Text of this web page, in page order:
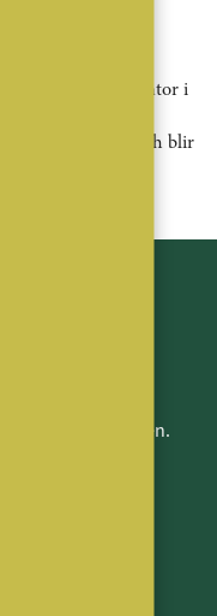
ett nytt kontor i
Alexandra Elias och blir
för Sveriges
dessa.
har en